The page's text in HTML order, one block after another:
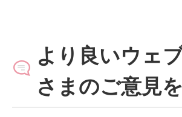
より良いウェ
さまのご意見